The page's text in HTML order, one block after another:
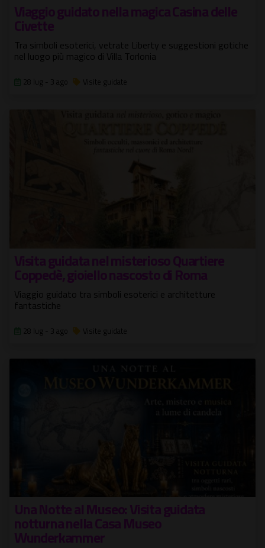
Viaggio guidato nella magica Casina delle
Civette
Tra simboli esoterici, vetrate Liberty e suggestioni gotiche
nel luogo più magico di Villa Torlonia
28 lug - 3 ago Visite guidate
Visita guidata nel misterioso Quartiere
Coppedè, gioiello nascosto di Roma
Viaggio guidato tra simboli esoterici e architetture
fantastiche
28 lug - 3 ago Visite guidate
Una Notte al Museo: Visita guidata
notturna nella Casa Museo
Wunderkammer